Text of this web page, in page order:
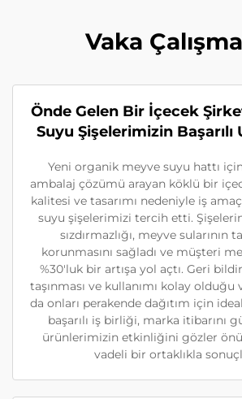
Vaka
Önde Gelen Bir İçecek
Suyu Şişelerimizin Başarılı
Yeni organik meyve suyu hattı
ambalaj çözümü arayan köklü bir
kalitesi ve tasarımı nedeniyle iş
suyu şişelerimizi tercih etti.
sızdırmazlığı, meyve sularının
korunmasını sağladı ve müşteri
%30'luk bir artışa yol açtı. Geri
taşınması ve kullanımı kolay olduğu
da onları perakende dağıtım için
başarılı iş birliği, marka itibarını
ürünlerimizin etkinliğini gözler
vadeli bir ortaklıkla